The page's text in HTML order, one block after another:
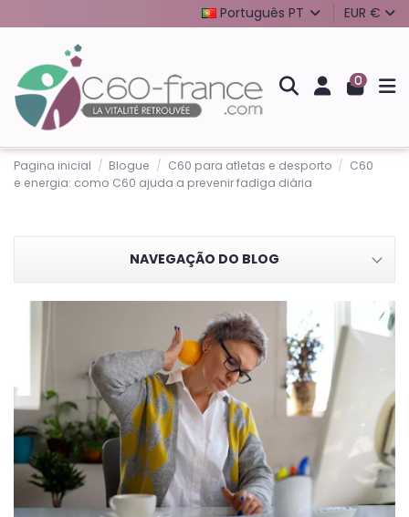
Português PT EUR €
0
Pagina inicial Blogue C60 para atletas e desporto
C60
e energia: como C60 ajuda a prevenir fadiga diária
NAVEGAÇÃO DO BLOG